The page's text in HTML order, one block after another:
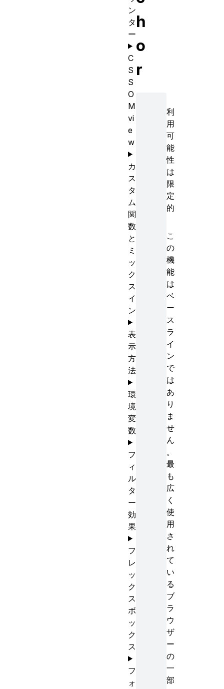
h
o
r
利
用
可
能
性
は
限
定
的
こ
の
機
能
は
ベ
ー
ス
ラ
イ
ン
で
は
あ
り
ま
せ
ん
。
最
も
広
く
使
用
さ
れ
て
い
る
ブ
ラ
ウ
ザ
ー
の
一
部
ン
タ
ー
C
S
S
O
M
vi
e
w
カ
ス
タ
ム
関
数
と
ミ
ッ
ク
ス
イ
ン
表
示
方
法
環
境
変
数
フ
ィ
ル
タ
ー
効
果
フ
レ
ッ
ク
ス
ボ
ッ
ク
ス
フ
ォ